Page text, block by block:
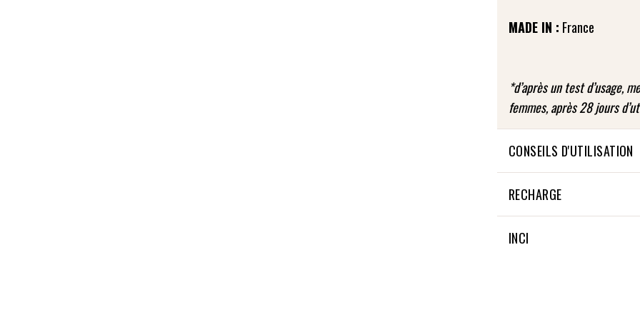
MADE IN : France
*d’après un test d’usage,
femmes, après 28 jours
CONSEILS D'UTILISATION
Sur peau nettoyée et
l'ensemble du visage et
l'extérieur et pour le cou
RECHARGE
Non applicable
INCI